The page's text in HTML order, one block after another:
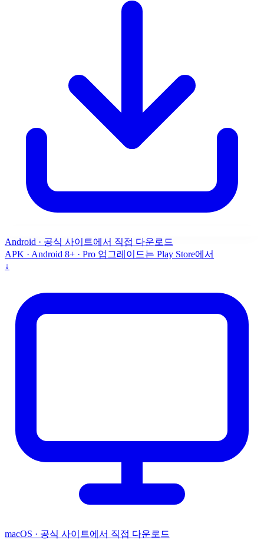
Android · 공식 사이트에서 직접 다운로드
APK · Android 8+ · Pro 업그레이드는 Play Store에서
↓
macOS · 공식 사이트에서 직접 다운로드